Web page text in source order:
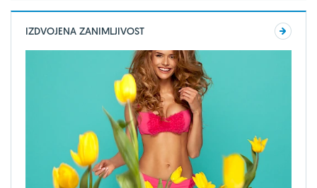
IZDVOJENA ZANIMLJIVOST